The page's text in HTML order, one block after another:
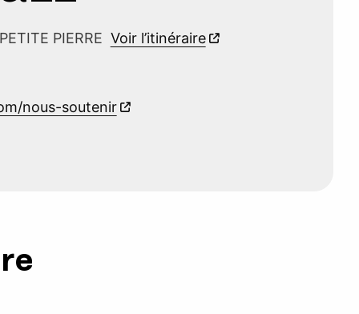
PIERRE Voir l’itinéraire
nous-soutenir